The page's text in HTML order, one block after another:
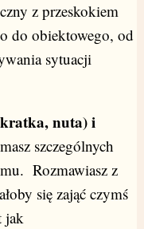
z przeskokiem
do obiektowego, od
sytuacji
nuta) i
szczególnych
Rozmawiasz z
się zająć czymś
jak